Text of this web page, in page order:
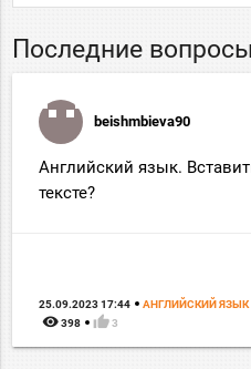
Последние вопросы
beishmbieva90
Английский язык.
тексте?
25.09.2023 17:44 АНГЛИЙСКИЙ ЯЗЫК
remove_red_eye 398 thumb_up 3